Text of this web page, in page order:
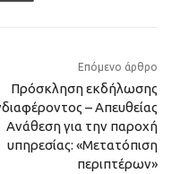
Επόμενο άρθρο
Πρόσκληση εκδήλωσης
– Απευθείας
Ανάθεση για την παροχή
υπηρεσίας: «Μετατόπιση
περιπτέρων»